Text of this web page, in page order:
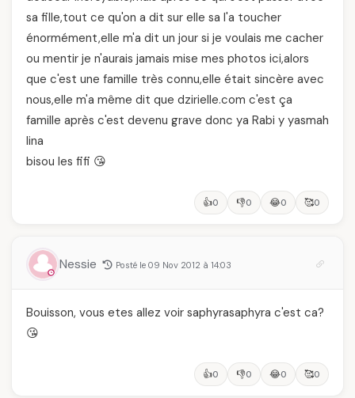
sa fille,tout ce qu'on a dit sur elle sa l'a toucher
énormément,elle m'a dit un jour si je voulais me cacher
ou mentir je n'aurais jamais mise mes photos ici,alors
que c'est une famille très connu,elle était sincère avec
nous,elle m'a même dit que dzirielle.com c'est ça
famille après c'est devenu grave donc ya Rabi y yasmah
lina
bisou les fifi 😘
👍0 👎0 😂0 🥰0
Nessie Posté le 09 Nov 2012 à 14:03
Bouisson, vous etes allez voir saphyrasaphyra c'est ca?
😘
👍0 👎0 😂0 🥰0